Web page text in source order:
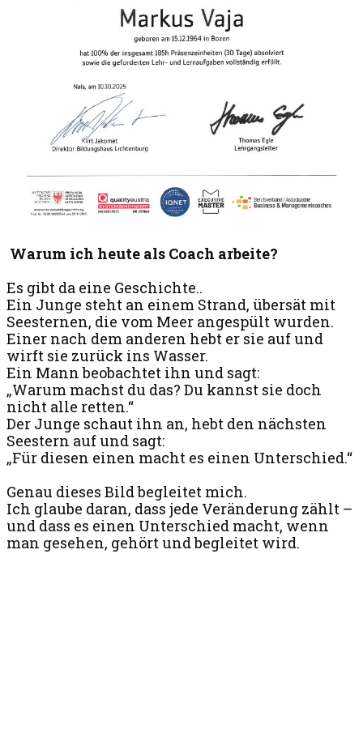
Warum ich heute als Coach arbeite?
Es gibt da eine Geschichte..
Ein Junge steht an einem Strand, übersät mit
Seesternen, die vom Meer angespült wurden.
Einer nach dem anderen hebt er sie auf und
wirft sie zurück ins Wasser.
Ein Mann beobachtet ihn und sagt:
„Warum machst du das? Du kannst sie doch
nicht alle retten.“
Der Junge schaut ihn an, hebt den nächsten
Seestern auf und sagt:
„Für diesen einen macht es einen Unterschied.“
Genau dieses Bild begleitet mich.
Ich glaube daran, dass jede Veränderung zählt –
und dass es einen Unterschied macht, wenn
man gesehen, gehört und begleitet wird.